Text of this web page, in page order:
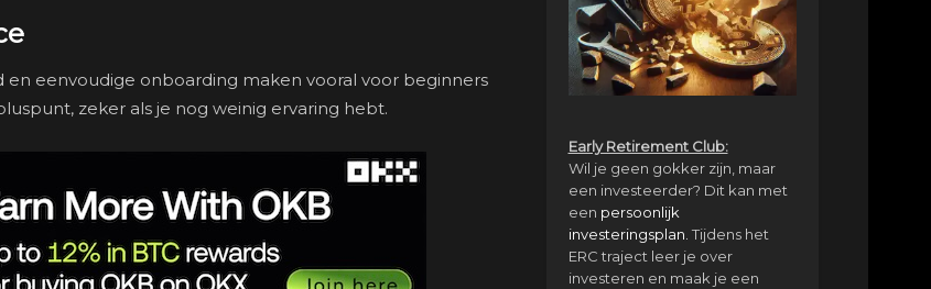
eenvoudige onboarding maken vooral voor beginners
zeker als je nog weinig ervaring hebt.
Early Retirement Club:
Wil je geen gokker zijn, maar
een investeerder? Dit kan met
een persoonlijk
investeringsplan. Tijdens het
ERC traject leer je over
investeren en maak je een